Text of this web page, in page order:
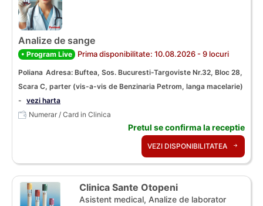
Analize de sange
• Program Live Prima disponibilitate: 10.08.2026 - 9 locuri
Poliana Adresa: Buftea, Sos. Bucuresti-Targoviste Nr.32, Bloc 28,
Scara C, parter (vis-a-vis de Benzinaria Petrom, langa macelarie)
- vezi harta
Numerar / Card in Clinica
Pretul se confirma la receptie
VEZI DISPONIBILITATEA
Clinica Sante Otopeni
Asistent medical, Analize de laborator